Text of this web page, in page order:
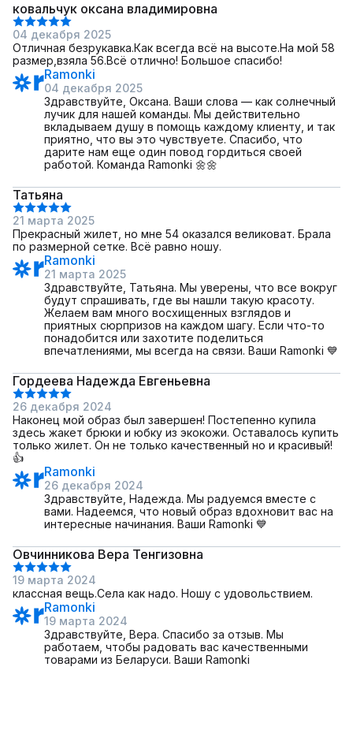
ковальчук оксана владимировна
04 декабря 2025
Отличная безрукавка.Как всегда всё на высоте.На мой 58
размер,взяла 56.Всё отлично! Большое спасибо!
Ramonki
04 декабря 2025
Здравствуйте, Оксана. Ваши слова — как солнечный
лучик для нашей команды. Мы действительно
вкладываем душу в помощь каждому клиенту, и так
приятно, что вы это чувствуете. Спасибо, что
дарите нам еще один повод гордиться своей
работой. Команда Ramonki 🌼🌼
Татьяна
21 марта 2025
Прекрасный жилет, но мне 54 оказался великоват. Брала
по размерной сетке. Всё равно ношу.
Ramonki
21 марта 2025
Здравствуйте, Татьяна. Мы уверены, что все вокруг
будут спрашивать, где вы нашли такую красоту.
Желаем вам много восхищенных взглядов и
приятных сюрпризов на каждом шагу. Если что-то
понадобится или захотите поделиться
впечатлениями, мы всегда на связи. Ваши Ramonki 💙
Гордеева Надежда Евгеньевна
26 декабря 2024
Наконец мой образ был завершен! Постепенно купила
здесь жакет брюки и юбку из экокожи. Оставалось купить
только жилет. Он не только качественный но и красивый!
👍
Ramonki
26 декабря 2024
Здравствуйте, Надежда. Мы радуемся вместе с
вами. Надеемся, что новый образ вдохновит вас на
интересные начинания. Ваши Ramonki 💙
Овчинникова Вера Тенгизовна
19 марта 2024
классная вещь.Села как надо. Ношу с удовольствием.
Ramonki
19 марта 2024
Здравствуйте, Вера. Спасибо за отзыв. Мы
работаем, чтобы радовать вас качественными
товарами из Беларуси. Ваши Ramonki